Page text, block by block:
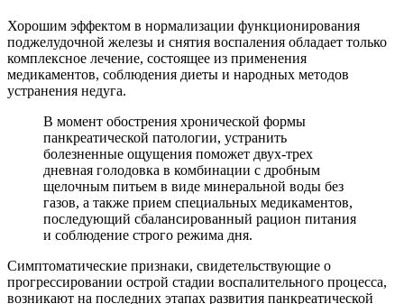
Хорошим эффектом в нормализации функционирования
поджелудочной железы и снятия воспаления обладает только
комплексное лечение, состоящее из применения
медикаментов, соблюдения диеты и народных методов
устранения недуга.
В момент обострения хронической формы
панкреатической патологии, устранить
болезненные ощущения поможет двух-трех
дневная голодовка в комбинации с дробным
щелочным питьем в виде минеральной воды без
газов, а также прием специальных медикаментов,
последующий сбалансированный рацион питания
и соблюдение строго режима дня.
Симптоматические признаки, свидетельствующие о
прогрессировании острой стадии воспалительного процесса,
возникают на последних этапах развития панкреатической